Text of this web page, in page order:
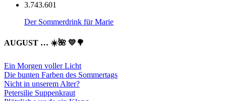
3.743.601
Der Sommerdrink für Marie
AUGUST … ☀️🌺 💛🌳
Ein Morgen voller Licht
Die bunten Farben des Sommertags
Nicht in unserem Alter?
Petersilie Suppenkraut